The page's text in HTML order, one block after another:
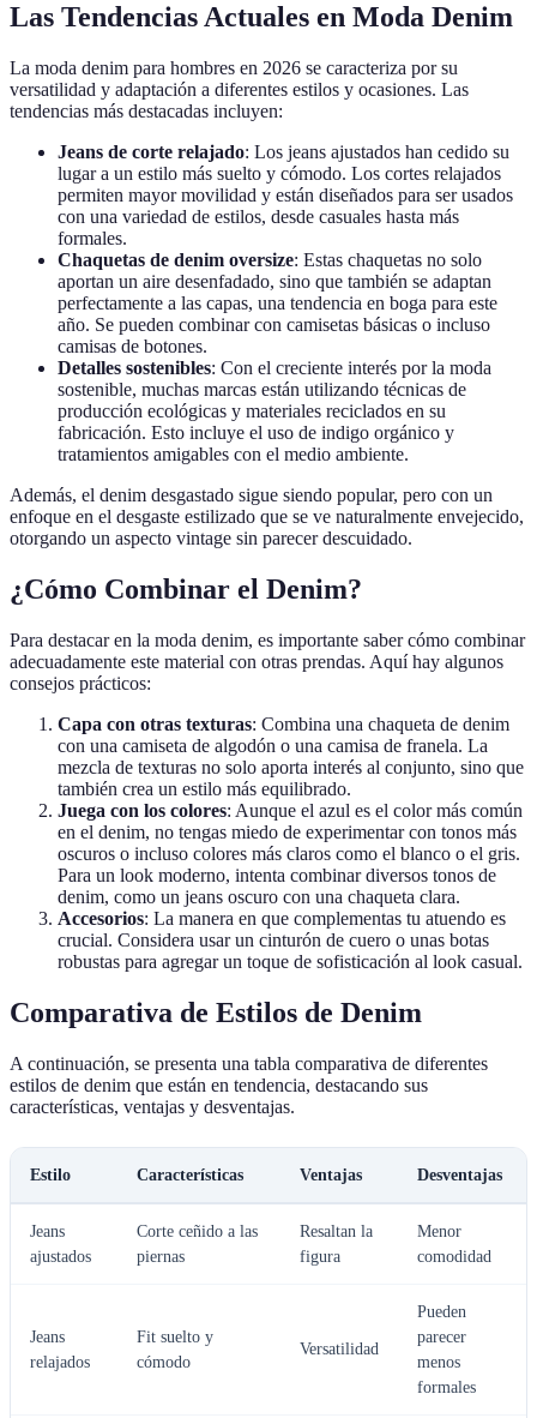
Las Tendencias Actuales en Moda Denim
La moda denim para hombres en 2026 se caracteriza por su
versatilidad y adaptación a diferentes estilos y ocasiones. Las
tendencias más destacadas incluyen:
Jeans de corte relajado: Los jeans ajustados han cedido su
lugar a un estilo más suelto y cómodo. Los cortes relajados
permiten mayor movilidad y están diseñados para ser usados
con una variedad de estilos, desde casuales hasta más
formales.
Chaquetas de denim oversize: Estas chaquetas no solo
aportan un aire desenfadado, sino que también se adaptan
perfectamente a las capas, una tendencia en boga para este
año. Se pueden combinar con camisetas básicas o incluso
camisas de botones.
Detalles sostenibles: Con el creciente interés por la moda
sostenible, muchas marcas están utilizando técnicas de
producción ecológicas y materiales reciclados en su
fabricación. Esto incluye el uso de indigo orgánico y
tratamientos amigables con el medio ambiente.
Además, el denim desgastado sigue siendo popular, pero con un
enfoque en el desgaste estilizado que se ve naturalmente envejecido,
otorgando un aspecto vintage sin parecer descuidado.
¿Cómo Combinar el Denim?
Para destacar en la moda denim, es importante saber cómo combinar
adecuadamente este material con otras prendas. Aquí hay algunos
consejos prácticos:
Capa con otras texturas: Combina una chaqueta de denim
con una camiseta de algodón o una camisa de franela. La
mezcla de texturas no solo aporta interés al conjunto, sino que
también crea un estilo más equilibrado.
Juega con los colores: Aunque el azul es el color más común
en el denim, no tengas miedo de experimentar con tonos más
oscuros o incluso colores más claros como el blanco o el gris.
Para un look moderno, intenta combinar diversos tonos de
denim, como un jeans oscuro con una chaqueta clara.
Accesorios: La manera en que complementas tu atuendo es
crucial. Considera usar un cinturón de cuero o unas botas
robustas para agregar un toque de sofisticación al look casual.
Comparativa de Estilos de Denim
A continuación, se presenta una tabla comparativa de diferentes
estilos de denim que están en tendencia, destacando sus
características, ventajas y desventajas.
Estilo Características Ventajas Desventajas
Jeans
ajustados
Corte ceñido a las
piernas
Resaltan la
figura
Menor
comodidad
Jeans
relajados
Fit suelto y
cómodo
Versatilidad
Pueden
parecer
menos
formales